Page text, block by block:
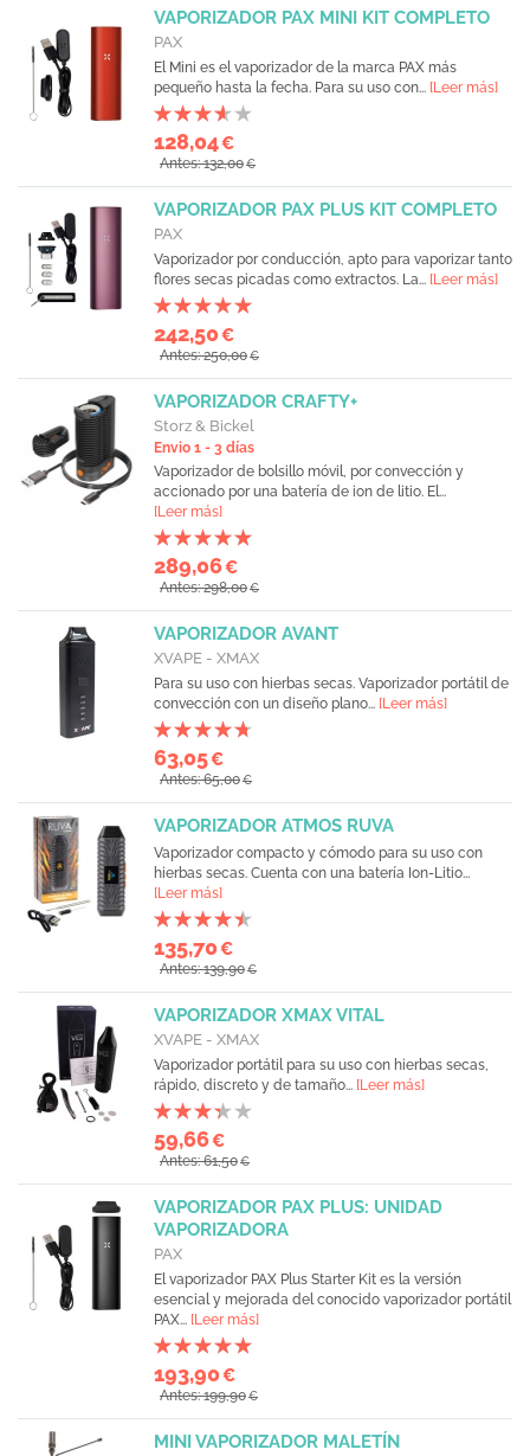
VAPORIZADOR PAX MINI KIT COMPLETO
PAX
El Mini es el vaporizador de la marca PAX más
pequeño hasta la fecha. Para su uso con... [Leer más]
128,04€
Antes: 132,00€
VAPORIZADOR PAX PLUS KIT COMPLETO
PAX
Vaporizador por conducción, apto para vaporizar tanto
flores secas picadas como extractos. La... [Leer más]
242,50€
Antes: 250,00€
VAPORIZADOR CRAFTY+
Storz & Bickel
Envio 1 - 3 días
Vaporizador de bolsillo móvil, por convección y
accionado por una batería de ion de litio. El...
[Leer más]
289,06€
Antes: 298,00€
VAPORIZADOR AVANT
XVAPE - XMAX
Para su uso con hierbas secas. Vaporizador portátil de
convección con un diseño plano... [Leer más]
63,05€
Antes: 65,00€
VAPORIZADOR ATMOS RUVA
Vaporizador compacto y cómodo para su uso con
hierbas secas. Cuenta con una batería Ion-Litio...
[Leer más]
135,70€
Antes: 139,90€
VAPORIZADOR XMAX VITAL
XVAPE - XMAX
Vaporizador portátil para su uso con hierbas secas,
rápido, discreto y de tamaño... [Leer más]
59,66€
Antes: 61,50€
VAPORIZADOR PAX PLUS: UNIDAD
VAPORIZADORA
PAX
El vaporizador PAX Plus Starter Kit es la versión
esencial y mejorada del conocido vaporizador portátil
PAX... [Leer más]
193,90€
Antes: 199,90€
MINI VAPORIZADOR MALETÍN